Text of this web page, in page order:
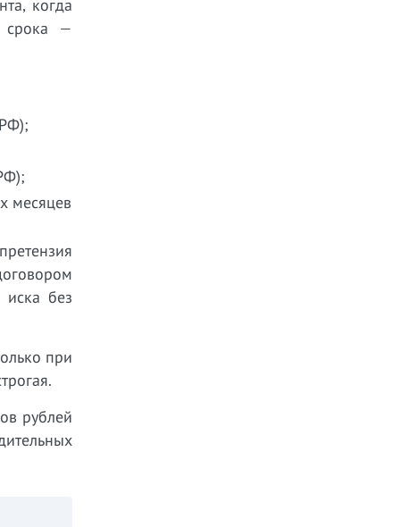
когда
срока —
месяцев
без
при
рублей